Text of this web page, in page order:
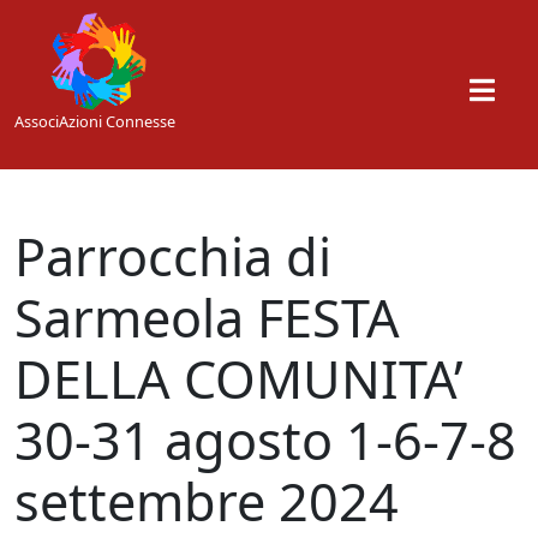
Skip to main content
AssociAzioni Connesse
Parrocchia di
Sarmeola FESTA
DELLA COMUNITA’
30-31 agosto 1-6-7-8
settembre 2024